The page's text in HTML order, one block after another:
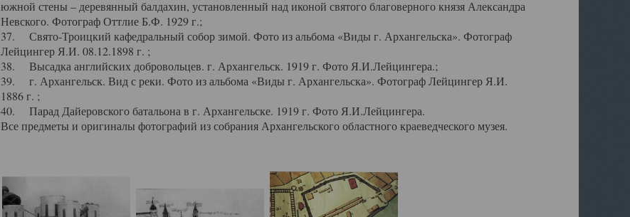
южной стены – деревянный балдахин, установленный над иконой святого благоверного князя Александра
Невского. Фотограф Оттлие Б.Ф. 1929 г.;
37. Свято-Троицкий кафедральный собор зимой. Фото из альбома «Виды г. Архангельска». Фотограф
Лейцингер Я.И. 08.12.1898 г. ;
38. Высадка английских добровольцев. г. Архангельск. 1919 г. Фото Я.И.Лейцингера.;
39. г. Архангельск. Вид с реки. Фото из альбома «Виды г. Архангельска». Фотограф Лейцингер Я.И.
1886 г. ;
40. Парад Дайеровского батальона в г. Архангельске. 1919 г. Фото Я.И.Лейцингера.
Все предметы и оригиналы фотографий из собрания Архангельского областного краеведческого музея.